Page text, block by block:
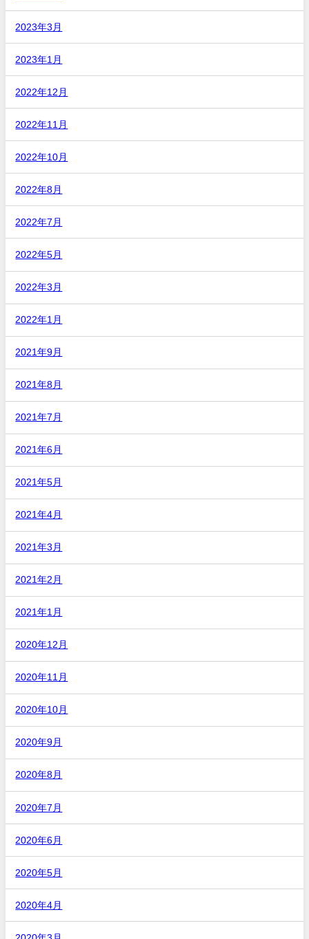
2023年3月
2023年1月
2022年12月
2022年11月
2022年10月
2022年8月
2022年7月
2022年5月
2022年3月
2022年1月
2021年9月
2021年8月
2021年7月
2021年6月
2021年5月
2021年4月
2021年3月
2021年2月
2021年1月
2020年12月
2020年11月
2020年10月
2020年9月
2020年8月
2020年7月
2020年6月
2020年5月
2020年4月